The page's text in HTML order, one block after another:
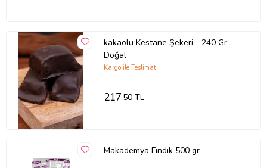
SİPARİŞİNİZİ NOKTALAMADAN
MAĞAZAMIZI ZİYARET EDİP
SİZLER İÇİN HAZIRLADIĞIMIZ
DİĞER LEZZETLERİ
İNCELEYEBİLİRSİNİZ
kakaolu Kestane Şekeri - 240 Gr-
Doğal
Kargo ile Teslimat
217,50 TL
Makademya Fındık 500 gr